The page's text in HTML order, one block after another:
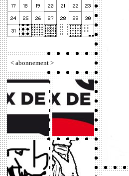
< abonnement >